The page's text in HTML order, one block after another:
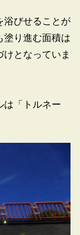
びせることが
塗り進む面積は
となっていま
「トルネー